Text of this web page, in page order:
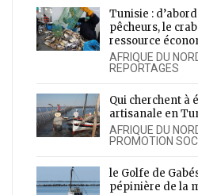
Tunisie :
pêcheurs, le
ressource
AFRIQUE DU
REPORTAGES
Qui cherchent à
artisanale en
AFRIQUE DU
PROMOTION
le Golfe de
pépinière de la